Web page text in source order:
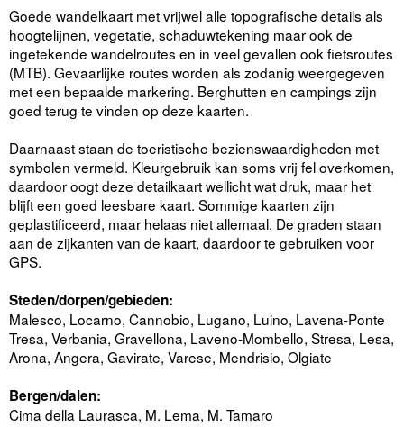
Goede wandelkaart met vrijwel alle topografische details als
hoogtelijnen, vegetatie, schaduwtekening maar ook de
ingetekende wandelroutes en in veel gevallen ook fietsroutes
(MTB). Gevaarlijke routes worden als zodanig weergegeven
met een bepaalde markering. Berghutten en campings zijn
goed terug te vinden op deze kaarten.
Daarnaast staan de toeristische bezienswaardigheden met
symbolen vermeld. Kleurgebruik kan soms vrij fel overkomen,
daardoor oogt deze detailkaart wellicht wat druk, maar het
blijft een goed leesbare kaart. Sommige kaarten zijn
geplastificeerd, maar helaas niet allemaal. De graden staan
aan de zijkanten van de kaart, daardoor te gebruiken voor
GPS.
Steden/dorpen/gebieden:
Malesco, Locarno, Cannobio, Lugano, Luino, Lavena-Ponte
Tresa, Verbania, Gravellona, Laveno-Mombello, Stresa, Lesa,
Arona, Angera, Gavirate, Varese, Mendrisio, Olgiate
Bergen/dalen:
Cima della Laurasca, M. Lema, M. Tamaro